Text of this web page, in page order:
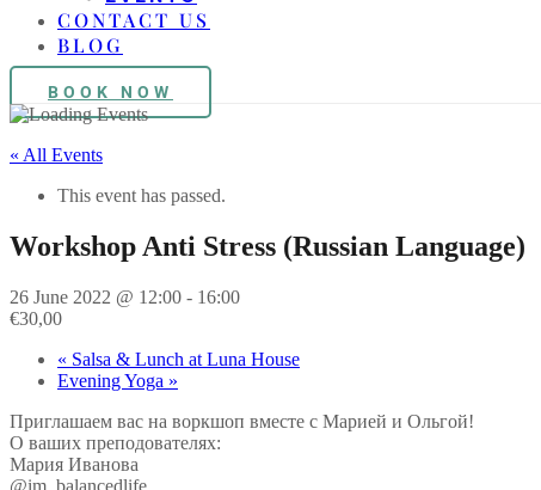
CONTACT US
BLOG
BOOK NOW
« All Events
This event has passed.
Workshop Anti Stress (Russian Language)
26 June 2022 @ 12:00 - 16:00
€30,00
« Salsa & Lunch at Luna House
Evening Yoga »
Приглашаем вас на воркшоп вместе с Марией и Ольгой!
О ваших преподователях:
Мария Иванова
@im_balancedlife